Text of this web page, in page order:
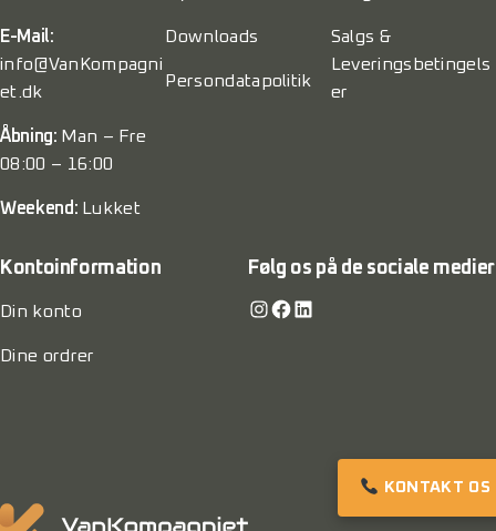
E-Mail:
info@VanKompagni
et.dk
Åbning: Man – Fre
08:00 – 16:00
Weekend: Lukket
Downloads
Persondatapolitik
Salgs &
Leveringsbetingels
er
Kontoinformation
Din konto
Dine ordrer
Følg os på de sociale medier
Instagram Facebook LinkedIn
KONTAKT OS